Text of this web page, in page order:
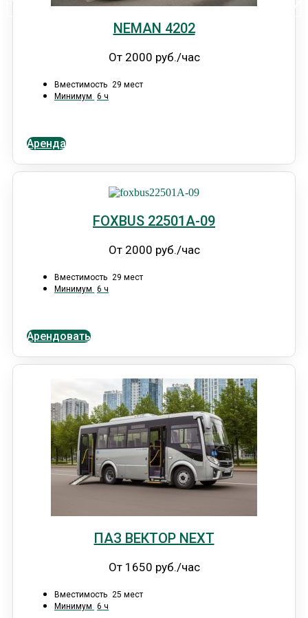
NEMAN 4202
От 2000 руб./час
Вместимость 29 мест
Минимум 6 ч
Аренда
FOXBUS 22501А-09
От 2000 руб./час
Вместимость 29 мест
Минимум 6 ч
Арендовать
ПАЗ ВЕКТОР NEXT
От 1650 руб./час
Вместимость 25 мест
Минимум 6 ч